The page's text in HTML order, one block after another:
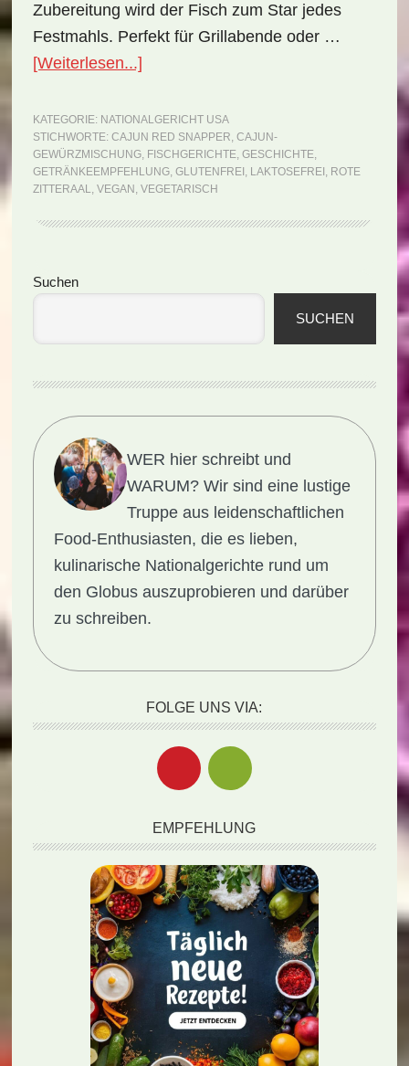
Zubereitung wird der Fisch zum Star jedes
Festmahls. Perfekt für Grillabende oder …
[Weiterlesen...]ÜberNationalgericht
Cajun
Red
Snapper
(Rezept)
KATEGORIE: NATIONALGERICHT USA
STICHWORTE: CAJUN RED SNAPPER, CAJUN-
GEWÜRZMISCHUNG, FISCHGERICHTE, GESCHICHTE,
GETRÄNKEEMPFEHLUNG, GLUTENFREI , LAKTOSEFREI , ROTE
ZITTERAAL, VEGAN , VEGETARISCH
Seitenspalte
Suchen
SUCHEN
WER hier schreibt und
WARUM? Wir sind eine lustige
Truppe aus leidenschaftlichen
Food-Enthusiasten, die es lieben,
kulinarische Nationalgerichte rund um
den Globus auszuprobieren und darüber
zu schreiben.
FOLGE UNS VIA:
EMPFEHLUNG